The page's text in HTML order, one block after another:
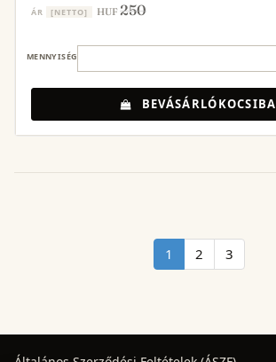
ÁR [NETTO] HUF250
MENNYISÉG
BEVÁSÁRLÓKOCSIBA
1 2 3